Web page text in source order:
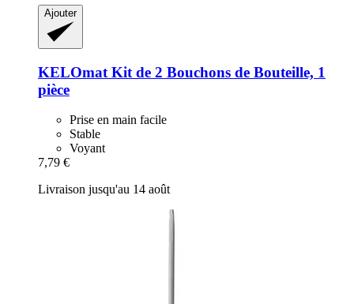
Ajouter
KELOmat Kit de 2 Bouchons de Bouteille, 1
pièce
Prise en main facile
Stable
Voyant
7,79 €
Livraison jusqu'au 14 août